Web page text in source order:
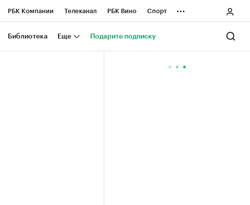
РБК Компании Телеканал РБК Вино Спорт
Национальные проекты Город
...
Библиотека Еще Подарите подписку